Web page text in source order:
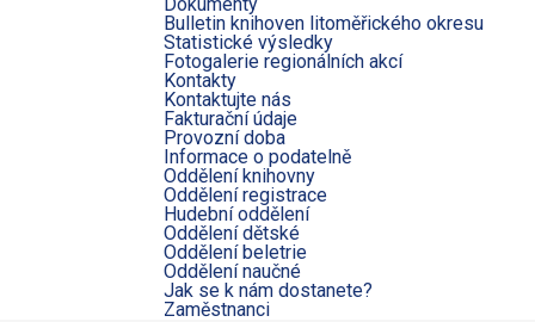
Bulletin knihoven litoměřického okresu
Statistické výsledky
Fotogalerie regionálních akcí
Kontakty
Kontaktujte nás
Fakturační údaje
Provozní doba
Informace o podatelně
Oddělení knihovny
Oddělení registrace
Hudební oddělení
Oddělení dětské
Oddělení beletrie
Oddělení naučné
Jak se k nám dostanete?
Zaměstnanci